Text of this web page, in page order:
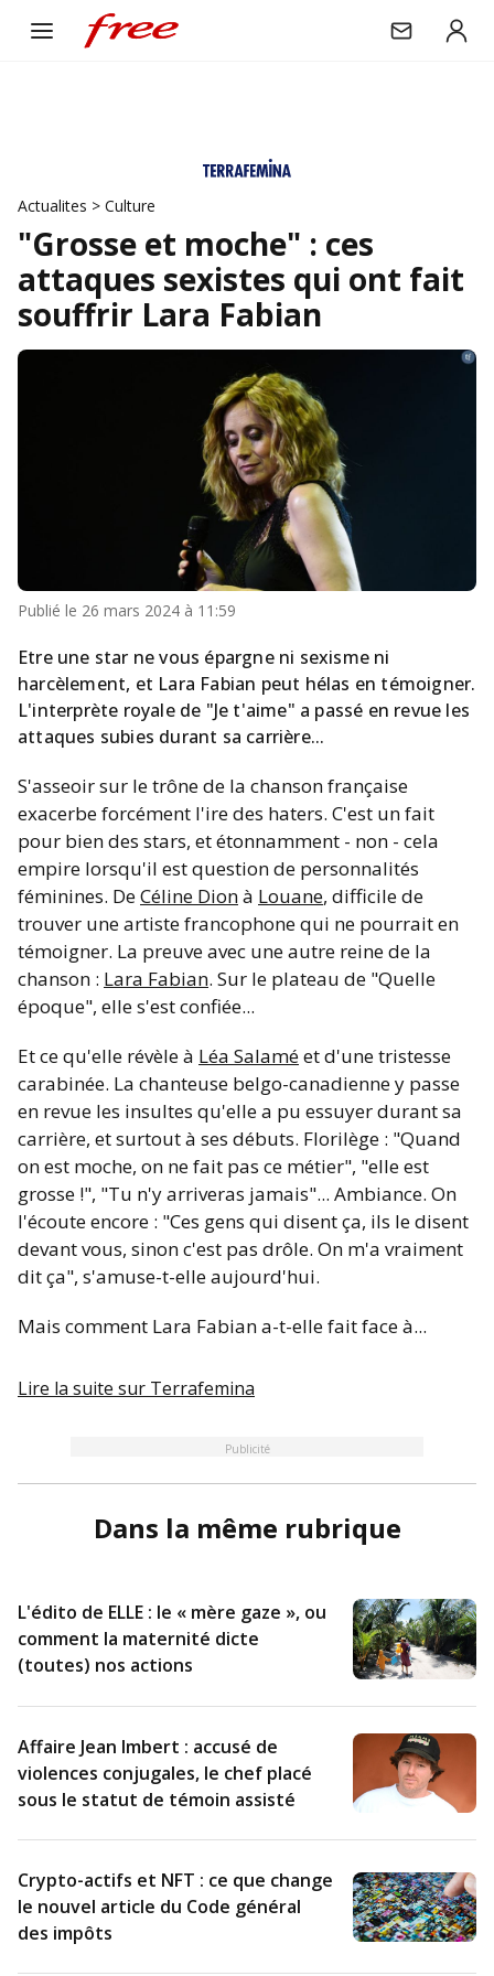
Actualites > Culture
"Grosse et moche" : ces
attaques sexistes qui ont fait
souffrir Lara Fabian
Publié le 26 mars 2024 à 11:59
Etre une star ne vous épargne ni sexisme ni
harcèlement, et Lara Fabian peut hélas en témoigner.
L'interprète royale de "Je t'aime" a passé en revue les
attaques subies durant sa carrière...
S'asseoir sur le trône de la chanson française
exacerbe forcément l'ire des haters. C'est un fait
pour bien des stars, et étonnamment - non - cela
empire lorsqu'il est question de personnalités
féminines. DeCéline Dionà Louane, difficile de
trouver une artiste francophone qui ne pourrait en
témoigner. La preuve avec une autre reine de la
chanson : Lara Fabian. Sur le plateau de "Quelle
époque", elle s'est confiée...
Et ce qu'elle révèle à Léa Salaméet d'une tristesse
carabinée. La chanteuse belgo-canadienne y passe
en revue les insultes qu'elle a pu essuyer durant sa
carrière, et surtout à ses débuts. Florilège : "Quand
on est moche, on ne fait pas ce métier", "elle est
grosse !", "Tu n'y arriveras jamais"... Ambiance. On
l'écoute encore : "Ces gens qui disent ça, ils le disent
devant vous, sinon c'est pas drôle. On m'a vraiment
dit ça", s'amuse-t-elle aujourd'hui.
Mais comment Lara Fabian a-t-elle fait face à...
Lire la suite sur Terrafemina
Publicité
Dans la même rubrique
L'édito de ELLE : le « mère gaze », ou
comment la maternité dicte
(toutes) nos actions
Affaire Jean Imbert : accusé de
violences conjugales, le chef placé
sous le statut de témoin assisté
Crypto-actifs et NFT : ce que change
le nouvel article du Code général
des impôts